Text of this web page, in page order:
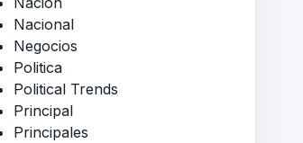
Nacional
Negocios
Politica
Political Trends
Principal
Principales